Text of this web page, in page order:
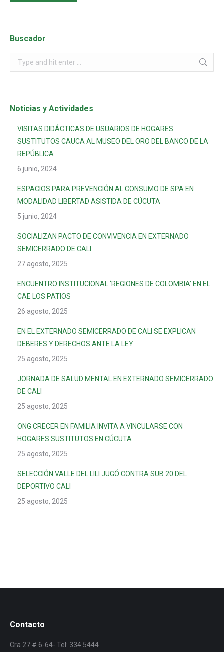
Buscador
Noticias y Actividades
VISITAS DIDÁCTICAS DE USUARIOS DE HOGARES
SUSTITUTOS CAUCA AL MUSEO DEL ORO DEL BANCO DE LA
REPÚBLICA
6 junio, 2024
ESPACIOS PARA PREVENCIÓN AL CONSUMO DE SPA EN
MODALIDAD LIBERTAD ASISTIDA DE CÚCUTA
5 junio, 2024
SOCIALIZAN PACTO DE CONVIVENCIA EN EXTERNADO
SEMICERRADO DE CALI
27 agosto, 2025
ENCUENTRO INSTITUCIONAL ‘REGIONES DE COLOMBIA’ EN EL
CAE LOS PATIOS
26 agosto, 2025
EN EL EXTERNADO SEMICERRADO DE CALI SE EXPLICAN
DEBERES Y DERECHOS ANTE LA LEY
25 agosto, 2025
JORNADA DE SALUD MENTAL EN EXTERNADO SEMICERRADO
DE CALI
25 agosto, 2025
ONG CRECER EN FAMILIA INVITA A VINCULARSE CON
HOGARES SUSTITUTOS EN CÚCUTA
25 agosto, 2025
SELECCIÓN VALLE DEL LILI JUGÓ CONTRA SUB 20 DEL
DEPORTIVO CALI
25 agosto, 2025
Contacto
Cra 27 # 6-64- Tel: 334 5444